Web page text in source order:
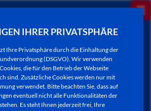
IHRER PRIVATSPHÄRE
Ihre Privatsphäre durch die Einhaltung der
(DSGVO). Wir verwenden
die für den Betrieb der Webseite
sind. Zusätzliche Cookies werden nur mit
verwendet. Bitte beachten Sie, dass auf
eventuell nicht alle Funktionalitäten der
Es steht Ihnen jederzeit frei, Ihre